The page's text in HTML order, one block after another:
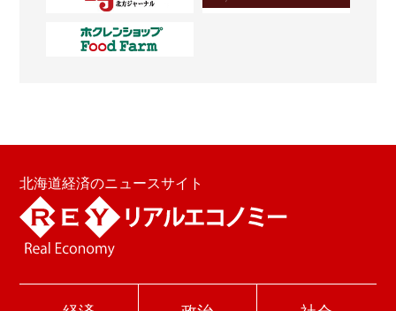
北海道経済のニュースサイト